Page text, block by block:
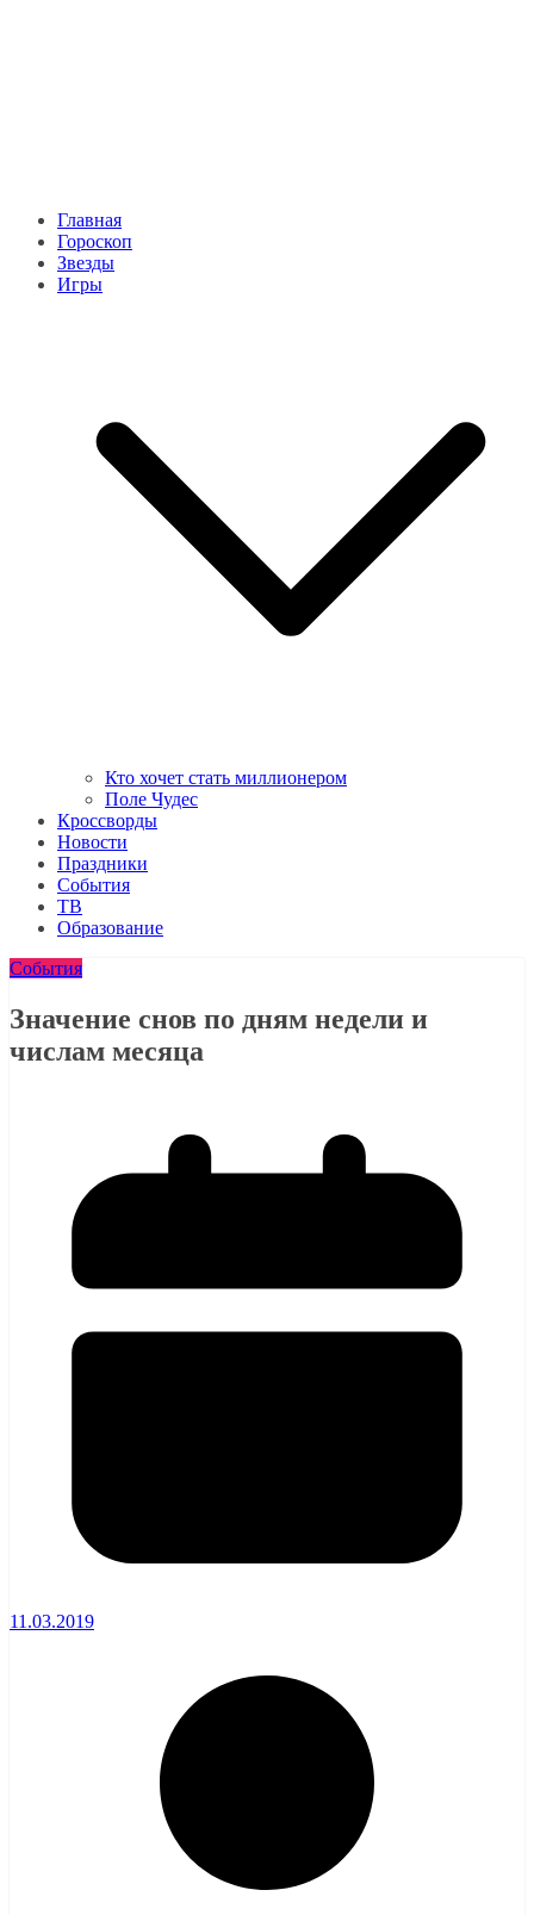
Главная
Гороскоп
Звезды
Игры
Кто хочет стать миллионером
Поле Чудес
Кроссворды
Новости
Праздники
События
ТВ
Образование
События
Значение снов по дням недели и
числам месяца
11.03.2019